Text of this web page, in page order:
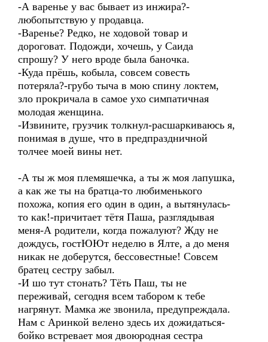
-А варенье у вас бывает из инжира?-
любопытствую у продавца.
-Варенье? Редко, не ходовой товар и
дороговат. Подожди, хочешь, у Саида
спрошу? У него вроде была баночка.
-Куда прёшь, кобыла, совсем совесть
потеряла?-грубо тыча в мою спину локтем,
зло прокричала в самое ухо симпатичная
молодая женщина.
-Извините, грузчик толкнул-расшаркиваюсь я,
понимая в душе, что в предпраздничной
толчее моей вины нет.
-А ты ж моя племяшечка, а ты ж моя лапушка,
а как же ты на братца-то любименького
похожа, копия его один в один, а вытянулась-
то как!-причитает тётя Паша, разглядывая
меня-А родители, когда пожалуют? Жду не
дождусь, гостЮЮт неделю в Ялте, а до меня
никак не доберутся, бессовестные! Совсем
братец сестру забыл.
-И шо тут стонать? Тёть Паш, ты не
переживай, сегодня всем табором к тебе
нагрянут. Мамка же звонила, предупреждала.
Нам с Аринкой велено здесь их дожидаться-
бойко встревает моя двоюродная сестра